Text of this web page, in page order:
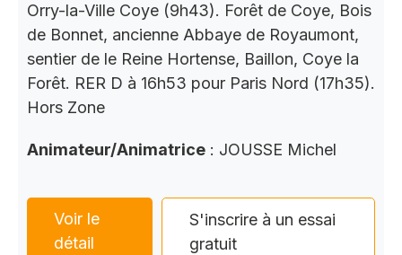
Orry-la-Ville Coye (9h43). Forêt de Coye, Bois
de Bonnet, ancienne Abbaye de Royaumont,
sentier de le Reine Hortense, Baillon, Coye la
Forêt. RER D à 16h53 pour Paris Nord (17h35).
Hors Zone
Animateur/Animatrice : JOUSSE Michel
Voir le
détail
S'inscrire à un essai
gratuit